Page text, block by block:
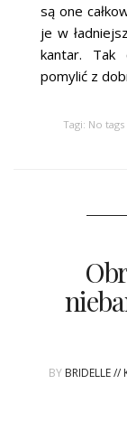
są one
je w
kantar. Tak
pomylić z
Tagi: No tags
BY BRIDELLE //